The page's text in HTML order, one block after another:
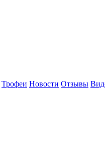
Трофеи Новости Отзывы